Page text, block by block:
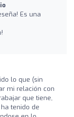
Es una
lo que (sin
mi relación con
que tiene,
tenido de